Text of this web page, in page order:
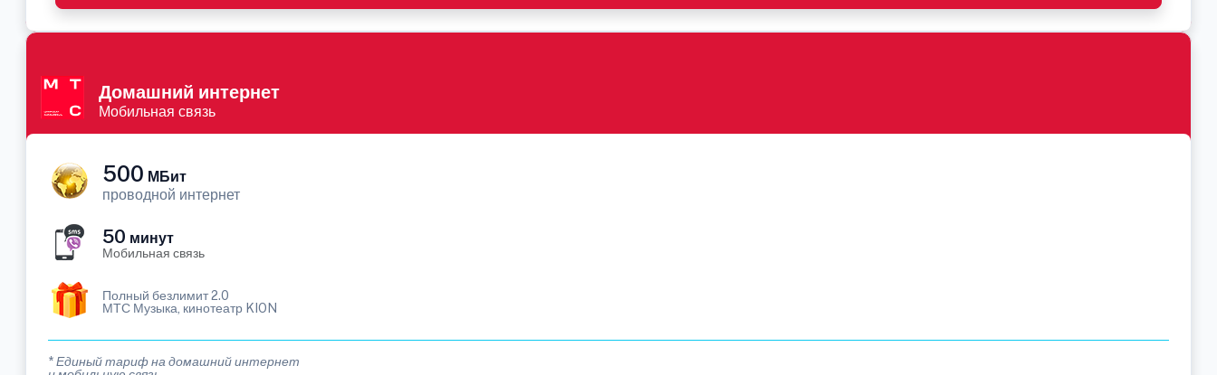
Домашний интернет
Мобильная связь
500 МБит
проводной интернет
50 минут
Мобильная связь
Полный безлимит 2.0
МТС Музыка, кинотеатр KION
* Единый тариф на домашний интернет